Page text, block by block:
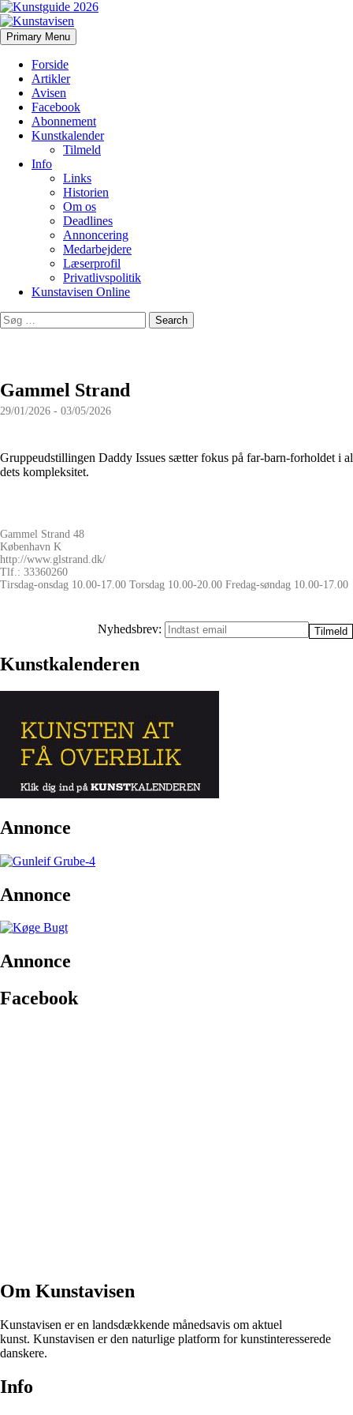
Kunstavisen
Search
Primary Menu Skip
to
Forside
Artikler
Avisen
Facebook
Abonnement
Kunstkalender
Tilmeld
Info
Links
Historien
Om os
Deadlines
Annoncering
Medarbejdere
Læserprofil
Privatlivspolitik
Kunstavisen Online
Search
for:
Gammel Strand
29/01/2026 - 03/05/2026
Gruppeudstillingen Daddy Issues sætter fokus på far-barn-forholdet i al
dets kompleksitet.
Gammel Strand 48
København K
http://www.glstrand.dk/
Tlf.: 33360260
Tirsdag-onsdag 10.00-17.00 Torsdag 10.00-20.00 Fredag-søndag 10.00-17.00
Nyhedsbrev:
Kunstkalenderen
Annonce
Annonce
Annonce
Facebook
Om Kunstavisen
Kunstavisen er en landsdækkende månedsavis om aktuel
kunst. Kunstavisen er den naturlige platform for kunstinteresserede
danskere.
Info